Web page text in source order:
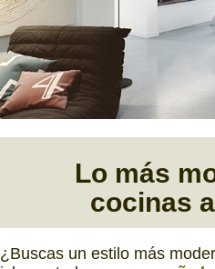
Lo más
cocinas
¿Buscas un estilo más